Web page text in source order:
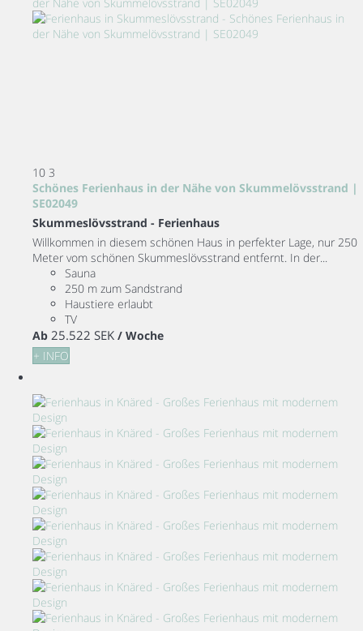
10 3
Schönes Ferienhaus in der Nähe von Skummelövsstrand |
SE02049
Skummeslövsstrand - Ferienhaus
Willkommen in diesem schönen Haus in perfekter Lage, nur 250
Meter vom schönen Skummeslövsstrand entfernt. In der...
Sauna
250 m zum Sandstrand
Haustiere erlaubt
TV
Ab 25.522 SEK / Woche
+ INFO